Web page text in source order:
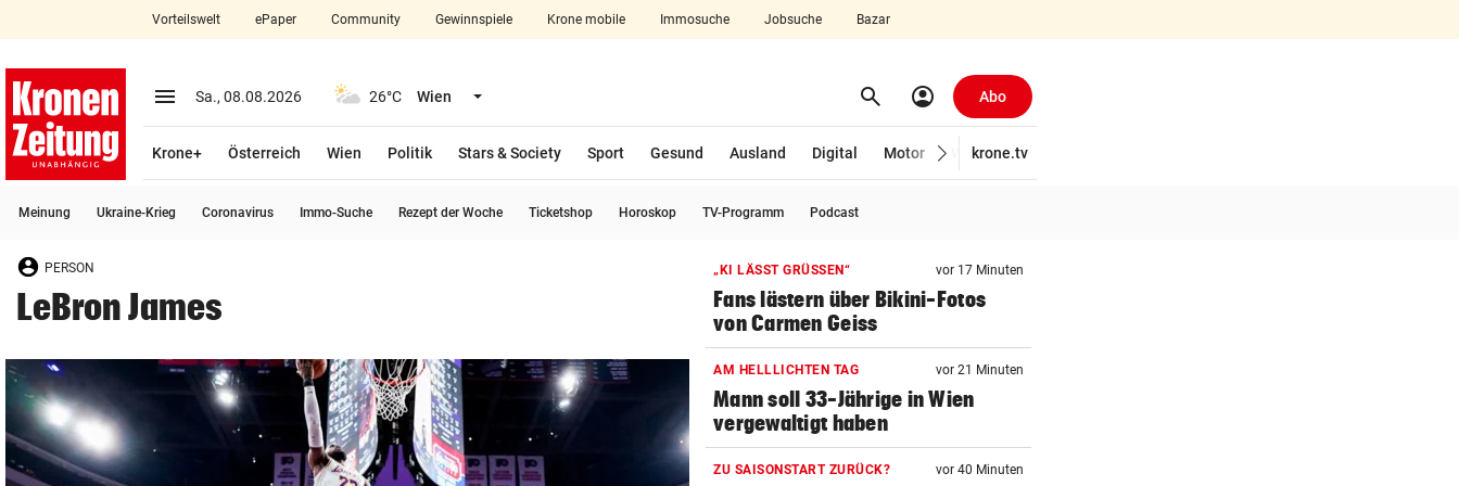
closeSchließen
account_circle Anmelden
arrow_right
bookmark Merkliste
search
Suchbegriff
eingeben
Vorteilswelt ePaper Community Gewinnspiele Krone mobile Immosuche Jobsuche Bazar
menu Menü aufklappen
Sa., 08.08.2026 26°C Wien Menü aufklappen search Suchen
account_circle Abo
Krone+ Österreich Wien Politik Stars & Society Sport Gesund Ausland Digital Motor Wirtschaft
krone.tv
Meinung Ukraine-Krieg Coronavirus Immo-Suche Rezept der Woche Ticketshop Horoskop TV-Programm Podcast
PERSON
LeBron James
„KI LÄSST GRÜSSEN“ vor 17 Minuten
Fans lästern über Bikini-Fotos
von Carmen Geiss
AM HELLLICHTEN TAG vor 21 Minuten
Mann soll 33-Jährige in Wien
vergewaltigt haben
ZU SAISONSTART ZURÜCK? vor 40 Minuten